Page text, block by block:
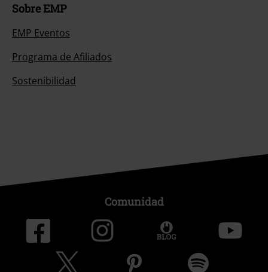
Sobre EMP
EMP Eventos
Programa de Afiliados
Sostenibilidad
Comunidad